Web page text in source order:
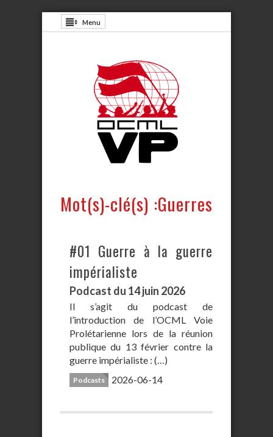
Menu
Mot(s)-clé(s) :Guerres
#01 Guerre à la guerre
impérialiste
Podcast du 14 juin 2026
Il s’agit du podcast de
l’introduction de l’OCML Voie
Prolétarienne lors de la réunion
publique du 13 février contre la
guerre impérialiste : (…)
Podcasts 2026-06-14